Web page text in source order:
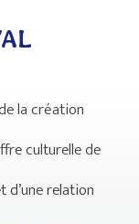
la création
culturelle de
d’une relation